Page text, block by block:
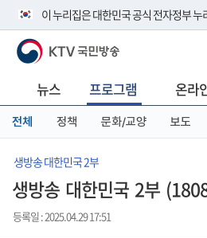
이 누리집은 대한민국 공식 전자정부
공식 누리집 주소 확인하기
니다.
이밖에 or.kr 또는 .kr등 다른 도메인 주
서 도메인 주소를 확인해 보세요
KTV 국민방송
뉴스 프로그램 온라
전체 정책 문화/교양 보도
생방송 대한민국 2부
생방송 대한민국 2부
등록일 : 2025.04.29 17:51